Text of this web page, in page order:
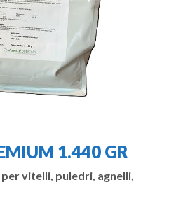
1.440 GR
vitelli, puledri, agnelli,